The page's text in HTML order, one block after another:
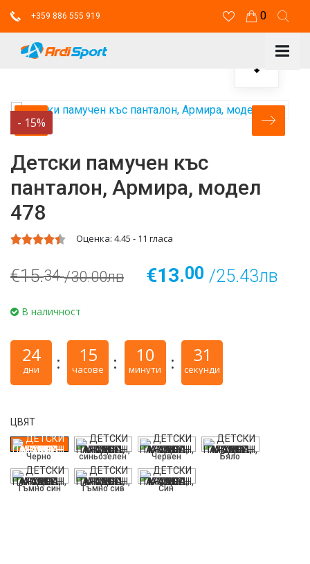
+359 886 555 919 0
- 15%
Детски памучен къс
панталон, Армира, модел
478
Оценка: 4.45 - 11 гласа
€15.34 /30.00лв €13.00 /25.43лв
В наличност
24
дни
15
часове
10
минути
31
секунди
ЦВЯТ
Черно синьозелен Червен Бяло
Тъмно син Тъмно сив Син